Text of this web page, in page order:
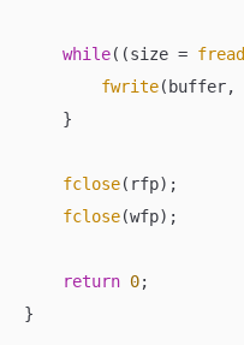
while((size = fread
fwrite(buffer,
    }
fclose(rfp);
fclose(wfp);
return 0;
}